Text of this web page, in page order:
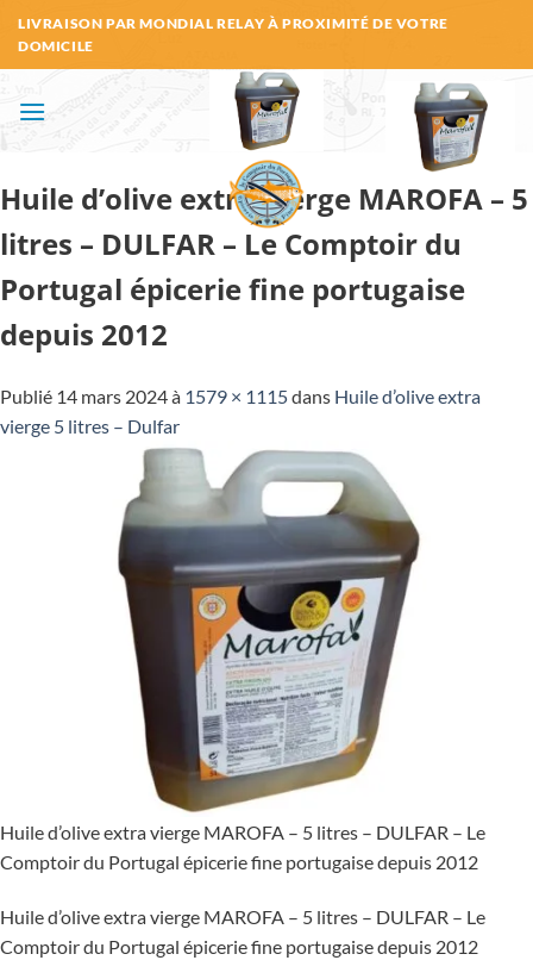
Passer
au
contenu
LIVRAISON PAR MONDIAL RELAY À PROXIMITÉ DE VOTRE
DOMICILE
Huile d’olive extra vierge MAROFA – 5
litres – DULFAR – Le Comptoir du
Portugal épicerie fine portugaise
depuis 2012
Publié 14 mars 2024à 1579 × 1115dans Huile d’olive extra
vierge 5 litres – Dulfar
Huile d’olive extra vierge MAROFA – 5 litres – DULFAR – Le
Comptoir du Portugal épicerie fine portugaise depuis 2012
Huile d’olive extra vierge MAROFA – 5 litres – DULFAR – Le
Comptoir du Portugal épicerie fine portugaise depuis 2012